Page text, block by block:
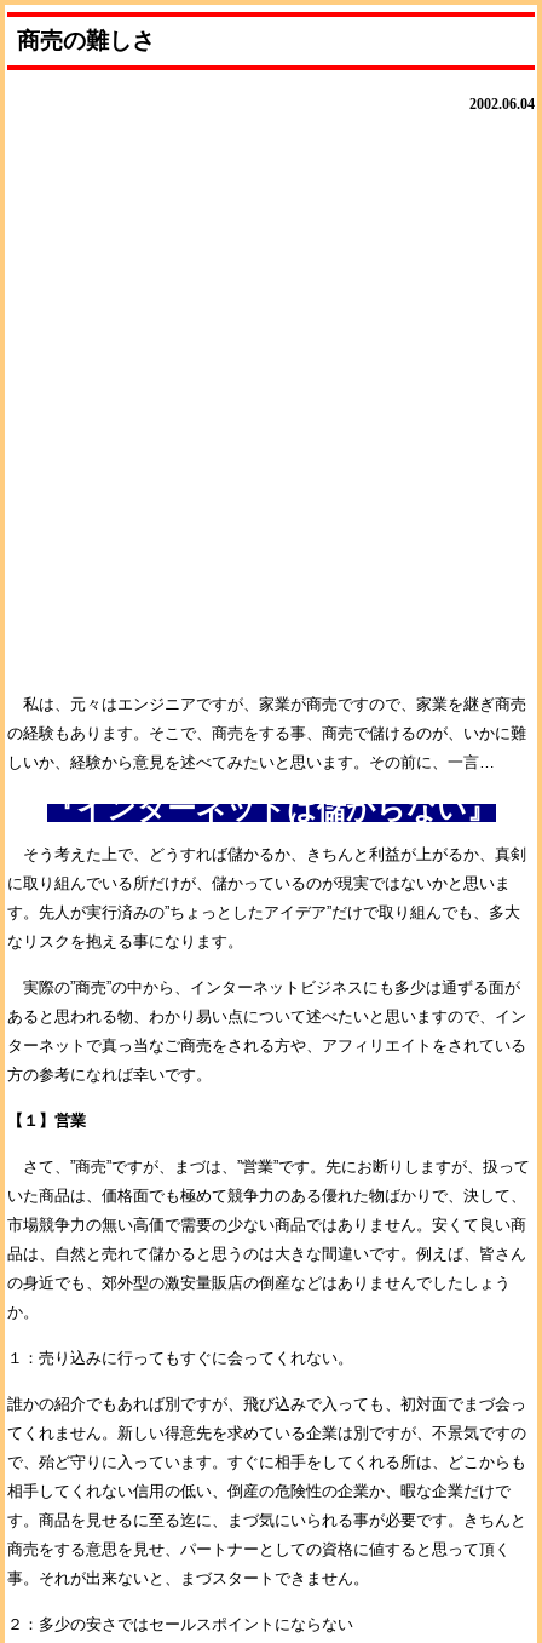
商売の難しさ
2002.06.04
私は、元々はエンジニアですが、家業が商売ですので、家業を継ぎ商売
の経験もあります。そこで、商売をする事、商売で儲けるのが、いかに難
しいか、経験から意見を述べてみたいと思います。その前に、一言…
『インターネットは儲からない』
そう考えた上で、どうすれば儲かるか、きちんと利益が上がるか、真剣
に取り組んでいる所だけが、儲かっているのが現実ではないかと思いま
す。先人が実行済みの”ちょっとしたアイデア”だけで取り組んでも、多大
なリスクを抱える事になります。
実際の”商売”の中から、インターネットビジネスにも多少は通ずる面が
あると思われる物、わかり易い点について述べたいと思いますので、イン
ターネットで真っ当なご商売をされる方や、アフィリエイトをされている
方の参考になれば幸いです。
【１】営業
さて、”商売”ですが、まづは、”営業”です。先にお断りしますが、扱って
いた商品は、価格面でも極めて競争力のある優れた物ばかりで、決して、
市場競争力の無い高価で需要の少ない商品ではありません。安くて良い商
品は、自然と売れて儲かると思うのは大きな間違いです。例えば、皆さん
の身近でも、郊外型の激安量販店の倒産などはありませんでしたしょう
か。
１：売り込みに行ってもすぐに会ってくれない。
誰かの紹介でもあれば別ですが、飛び込みで入っても、初対面でまづ会っ
てくれません。新しい得意先を求めている企業は別ですが、不景気ですの
で、殆ど守りに入っています。すぐに相手をしてくれる所は、どこからも
相手してくれない信用の低い、倒産の危険性の企業か、暇な企業だけで
す。商品を見せるに至る迄に、まづ気にいられる事が必要です。きちんと
商売をする意思を見せ、パートナーとしての資格に値すると思って頂く
事。それが出来ないと、まづスタートできません。
２：多少の安さではセールスポイントにならない